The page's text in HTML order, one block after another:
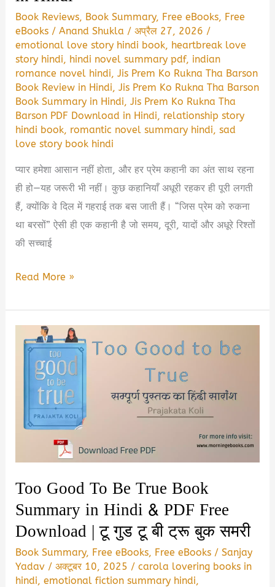
Book Reviews, Book Summary, Free eBooks, Free
eBooks /Anand Shukla /अप्रैल 27, 2026 /
emotional love story hindi book, heartbreak love
story hindi, hindi novel summary pdf, indian
romance novel hindi,Jis Prem Ko Rukna Tha Barson
Book Review in Hindi,Jis Prem Ko Rukna Tha Barson
Book Summary in Hindi,Jis Prem Ko Rukna Tha
Barson PDF Download in Hindi, relationship story
hindi book, romantic novel summary hindi,sad
love story book hindi
प्यार हमेशा आसान नहीं होता, और हर प्रेम कहानी का अंत साथ रहना
ही हो—यह जरूरी भी नहीं। कुछ कहानियाँ अधूरी रहकर ही पूरी लगती
हैं, क्योंकि वे दिल में गहराई तक बस जाती हैं। “जिस प्रेम को रुकना
था बरसों” ऐसी ही एक कहानी है जो समय, दूरी, यादों और अधूरे रिश्तों
की सच्चाई
Jis
Ko
Rukna
Tha
Barson
Book
Summary
Download
Hindi
Read More »
Too Good To Be True Book
Summary in Hindi & PDF Free
Download | टू गुड टू बी ट्रू बुक समरी
Book Summary, Free eBooks, Free eBooks /Sanjay
Yadav /अक्टूबर 10, 2025 /carola lovering books in
hindi,emotional fiction summary hindi,